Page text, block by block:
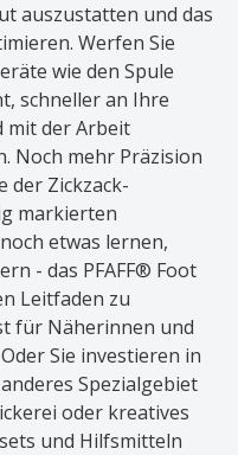
auszustatten und das
Werfen Sie
wie den Spule
schneller an Ihre
mit der Arbeit
Noch mehr Präzision
der Zickzack-
markierten
etwas lernen,
- das PFAFF® Foot
Leitfaden zu
für Näherinnen und
Sie investieren in
Spezialgebiet
oder kreatives
und Hilfsmitteln